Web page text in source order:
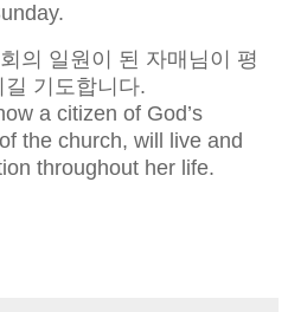
의 일원이 된 자매님이 평
기도합니다.
a citizen of God’s
the church, will live and
throughout her life.